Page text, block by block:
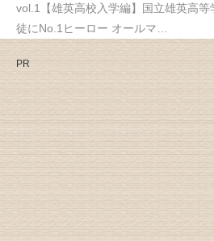
vol.1【雄英高校入学編】国立雄英高
徒にNo.1ヒーロー オールマ…
PR